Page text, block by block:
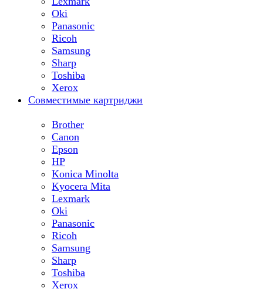
Oki
Panasonic
Ricoh
Samsung
Sharp
Toshiba
Xerox
Совместимые картриджи
Brother
Canon
Epson
HP
Konica Minolta
Kyocera Mita
Lexmark
Oki
Panasonic
Ricoh
Samsung
Sharp
Toshiba
Xerox